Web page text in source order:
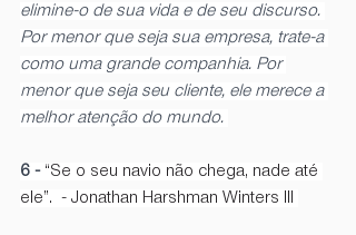
elimine-o de sua vida e de seu discurso.
Por menor que seja sua empresa, trate-a
como uma grande companhia. Por
menor que seja seu cliente, ele merece a
melhor atenção do mundo.
6 - “Se o seu navio não chega, nade até
ele”.  - Jonathan Harshman Winters III